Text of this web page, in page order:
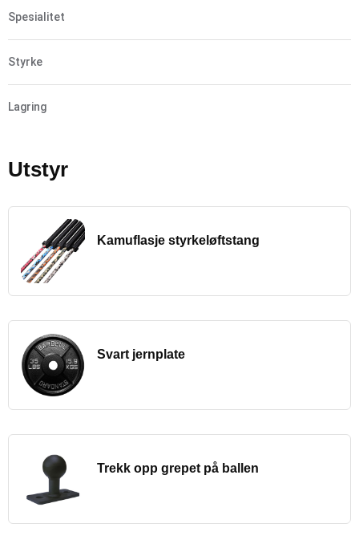
Spesialitet
Styrke
Lagring
Utstyr
Kamuflasje styrkeløftstang
Svart jernplate
Trekk opp grepet på ballen